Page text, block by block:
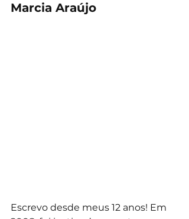
Marcia Araújo
Escrevo desde meus 12 anos! Em